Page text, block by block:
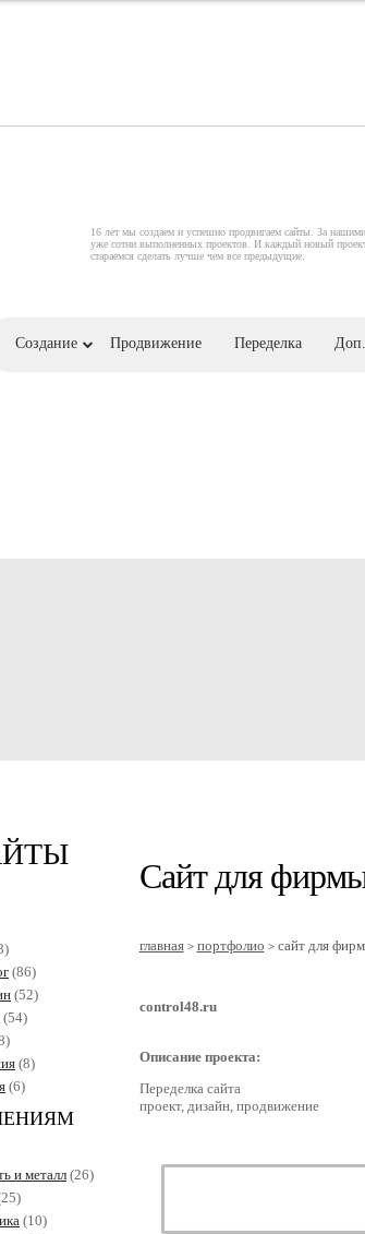
16 лет мы создаем и успешно продвигаем сайты. За
уже сотни выполненных проектов. И каждый новый
стараемся сделать лучше чем все предыдущие.
Создание Продвижение Переделка
(86)
(52)
(54)
(8)
(6)
и металл (26)
(10)
Сайт для
главная > портфолио > сайт для
control48.ru
Описание проекта:
Переделка сайта
проект, дизайн, продвижение